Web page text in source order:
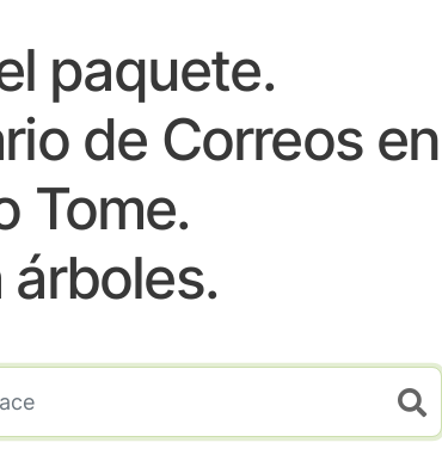
paquete.
de Correos en
Tome.
árboles.